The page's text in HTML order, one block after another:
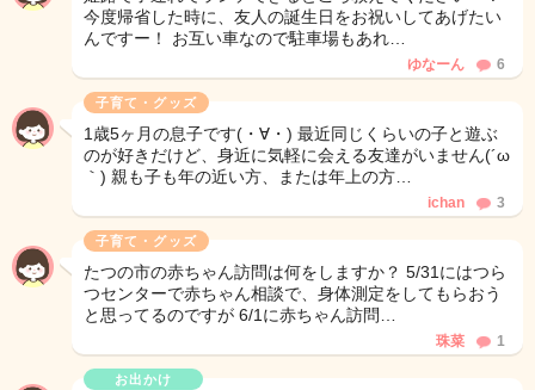
今度帰省した時に、友人の誕生日をお祝いしてあげたい
んですー！ お互い車なので駐車場もあれ…
ゆなーん 6
子育て・グッズ
1歳5ヶ月の息子です(・∀・) 最近同じくらいの子と遊ぶ
のが好きだけど、身近に気軽に会える友達がいません(´ω
｀) 親も子も年の近い方、または年上の方…
ichan 3
子育て・グッズ
たつの市の赤ちゃん訪問は何をしますか？ 5/31にはつら
つセンターで赤ちゃん相談で、身体測定をしてもらおう
と思ってるのですが 6/1に赤ちゃん訪問…
珠菜 1
お出かけ